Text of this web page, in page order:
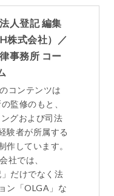
人登記 編集
株式会社）／
事務所 コー
コンテンツは
監修のもと、
グおよび司法
験者が所属する
作しています。
社では、
」だけでなく法
ン「OLGA」な